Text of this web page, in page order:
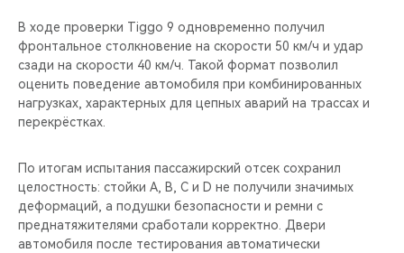
В ходе проверки Tiggo 9 одновременно получил
фронтальное столкновение на скорости 50 км/ч и удар
сзади на скорости 40 км/ч. Такой формат позволил
оценить поведение автомобиля при комбинированных
нагрузках, характерных для цепных аварий на трассах и
перекрёстках.
По итогам испытания пассажирский отсек сохранил
целостность: стойки A, B, C и D не получили значимых
деформаций, а подушки безопасности и ремни с
преднатяжителями сработали корректно. Двери
автомобиля после тестирования автоматически